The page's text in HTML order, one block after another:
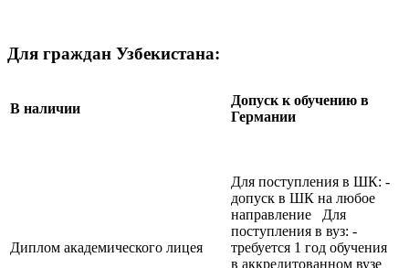
Для граждан Узбекистана:
В наличии
Допуск к обучению в
Германии
Диплом академического лицея
Для поступления в ШК: -
допуск в ШК на любое
направление Для
поступления в вуз: -
требуется 1 год обучения
в аккредитованном вузе